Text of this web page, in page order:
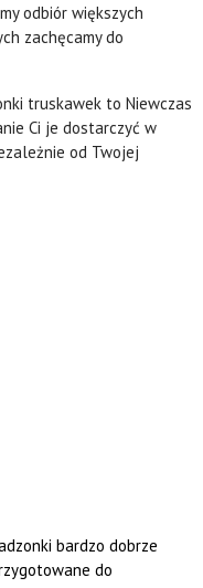
odbiór większych
zachęcamy do
truskawek to Niewczas
Ci je dostarczyć w
od Twojej
bardzo dobrze
do